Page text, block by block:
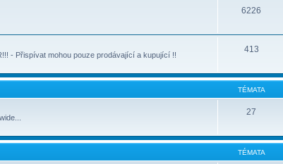
6226
- Přispívat mohou pouze prodávající a kupující !!
413
TÉMATA
27
TÉMATA